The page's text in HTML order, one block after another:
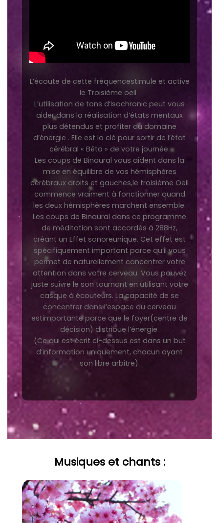
L’écoute de cette fréquencestimule et active
le Troisième oeil .
L’utilisation de tons d’Isochronic peut vous
aider dans la réalisation d’états mentaux
plus détendus et profiter du domaine
d’énergie . Elle est la clé pour sortir de l’état
cérébral « Bêta » de votre journée.
Les coups de Binaural vous aident dans la
mise en équilibre de vos hémisphères
cérébraux droits et gauches,le troisième Oeil
commence vraiment à fonctionner quand
les deux hémisphères marchent ensemble.
Les coups de Binaural dans ce programme
de méditation sont accordés à 288Hz,
créant un Effet sonoreunique. Cet effet est
spécifiquement important parce qu’il vous
permet de naturellement concentrer votre
attention dans votre cerveau. Vous pouvez
juste suivre le son tournant en utilisant votre
casque à écouteurs. La capacité de se
concentrer dans l’espace du cerveau
estimportante parce que le foyer(centre de
décision) distribue l’énergie.
(Ce qui est écrit ci-dessus est dans un but
d’information uniquement, chacun ayant
son libre arbitre).
Musiques et chants :